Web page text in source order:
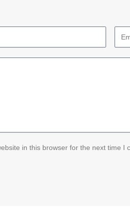
in this browser for the next time I